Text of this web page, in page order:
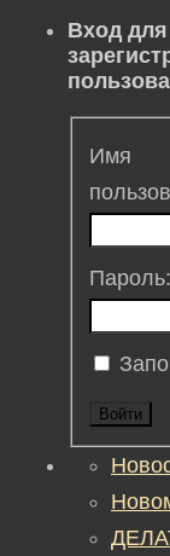
Вход для
Имя
Пароль:
Войти